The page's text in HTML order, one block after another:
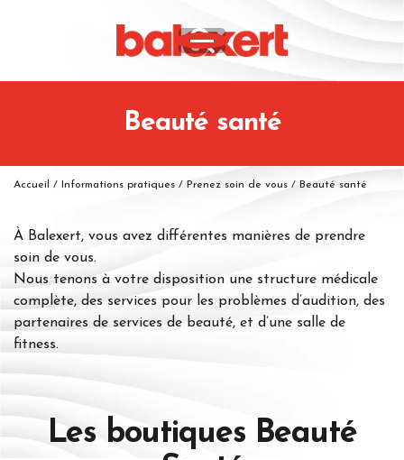
Beauté santé
Accueil / Informations pratiques / Prenez soin de vous / Beauté santé
À Balexert, vous avez différentes manières de prendre
soin de vous.
Nous tenons à votre disposition une structure médicale
complète, des services pour les problèmes d’audition, des
partenaires de services de beauté, et d’une salle de
fitness.
Les boutiques Beauté